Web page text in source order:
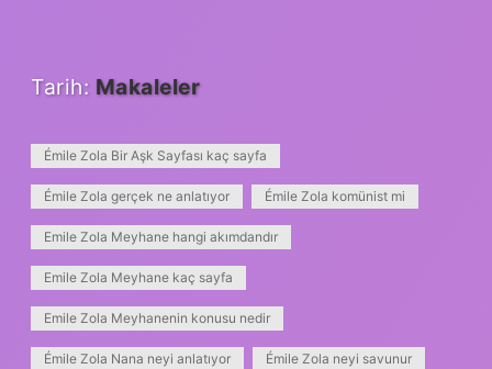
Tarih: Makaleler
Émile Zola Bir Aşk Sayfası kaç sayfa
Émile Zola gerçek ne anlatıyor Émile Zola komünist mi
Emile Zola Meyhane hangi akımdandır
Emile Zola Meyhane kaç sayfa
Emile Zola Meyhanenin konusu nedir
Émile Zola Nana neyi anlatıyor Émile Zola neyi savunur